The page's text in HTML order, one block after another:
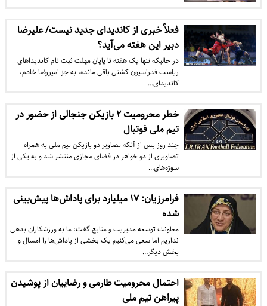
فعلاً خبری از کاندیدای جدید نیست/ علیرضا
دبیر این هفته می‌آید؟
​در حالیکه تنها یک هفته تا پایان مهلت ثبت نام کاندیداهای
ریاست فدراسیون کشتی باقی مانده، به جز امیررضا خادم،
کاندیدای…
خطر محرومیت ۲ بازیکن جنجالی از حضور در
تیم ملی فوتبال
چند روز پس از آنکه تصاویر دو بازیکن تیم ملی به همراه
تصاویری از دو خواهر در فضای مجازی منتشر شد و به یکی از
سوژه‌های…
فرامرزیان: ۱۷ میلیارد برای پاداش‌ها پیش‌بینی
شده
معاونت توسعه مدیریت و منابع گفت: ما به ورزشکاران بدهی
نداریم اما سعی می‌کنیم یک بخشی از پاداش‌ها را امسال و
بخش دیگر…
احتمال محرومیت طارمی و رضاییان از پوشیدن
پیراهن تیم ملی